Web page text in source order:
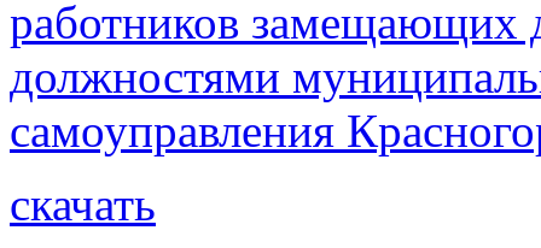
работников замещающих
должностями
самоуправления
скачать